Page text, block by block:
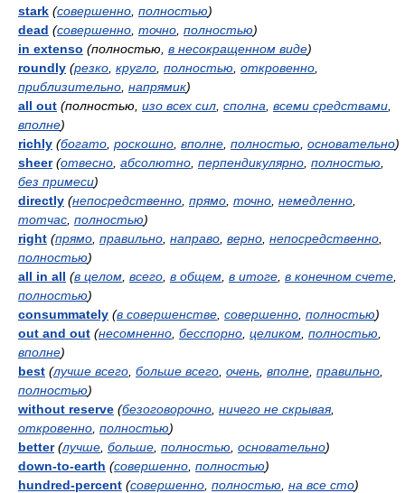
stark (совершенно полностью)
dead (совершенно точно полностью)
in extenso (полностью, в несокращенном виде)
roundly (резко кругло полностью откровенно
приблизительно напрямик)
all out (полностью, изо всех сил сполна всеми средствами
вполне)
richly (богато роскошно вполне полностью основательно)
sheer (отвесно абсолютно перпендикулярно полностью
без примеси)
directly (непосредственно прямо точно немедленно
тотчас полностью)
right (прямо правильно направо верно непосредственно
полностью)
all in all (в целом всего в общем в итоге в конечном счете
полностью)
consummately (в совершенстве совершенно полностью)
out and out (несомненно бесспорно целиком полностью
вполне)
best (лучше всего больше всего очень вполне правильно
полностью)
without reserve (безоговорочно ничего не скрывая,
откровенно полностью)
better (лучше больше полностью основательно)
down-to-earth (совершенно полностью)
hundred-percent (совершенно полностью на все сто)